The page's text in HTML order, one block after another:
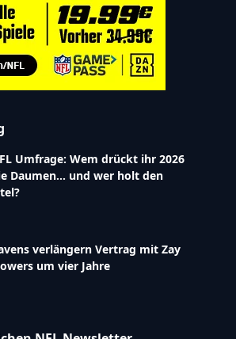
Umfrage: Wem drückt ihr 2026
Daumen… und wer holt den
verlängern Vertrag mit Zay
um vier Jahre